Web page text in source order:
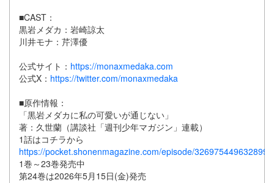
■CAST：
黒岩メダカ：岩崎諒太
川井モナ：芹澤優
公式サイト： https://monaxmedaka.com
公式X： https://twitter.com/monaxmedaka
■原作情報：
「黒岩メダカに私の可愛いが通じない」
著：久世蘭（講談社「週刊少年マガジン」連載）
1話はコチラから
https://pocket.shonenmagazine.com/episode/
1巻～23巻発売中
第24巻は2026年5月15日(金)発売